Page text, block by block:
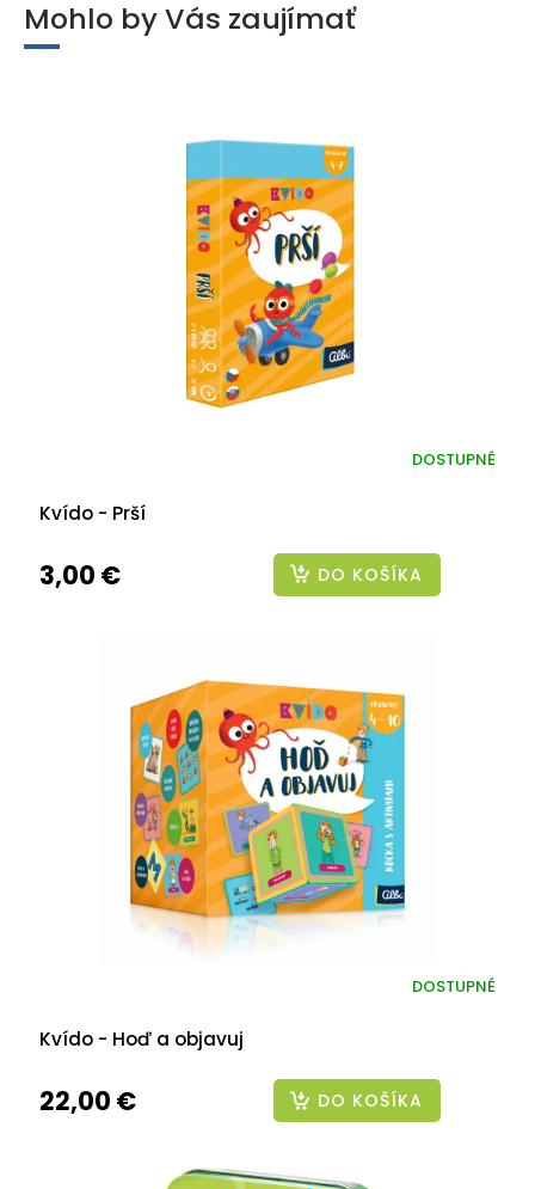
Mohlo by Vás zaujímať
Kvído - Prší
DOSTUPNÉ
3,00 € DO KOŠÍKA
Kvído - Hoď a objavuj
DOSTUPNÉ
22,00 € DO KOŠÍKA